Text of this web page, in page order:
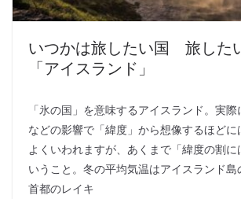
いつかは旅したい国 旅した
「アイスランド」
「氷の国」を意味するアイスランド。実
などの影響で「緯度」から想像するほどに
よくいわれますが、あくまで「緯度の割に
いうこと。冬の平均気温はアイスランド島
首都のレイキ